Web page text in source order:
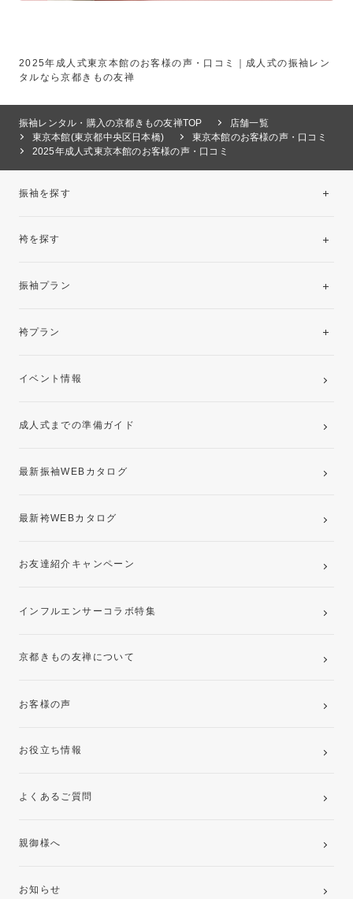
2025年成人式東京本館のお客様の声・口コミ｜成人式の振袖レン
タルなら京都きもの友禅
振袖レンタル・購入の京都きもの友禅TOP
店舗一覧
東京本館(東京都中央区日本橋)
東京本館のお客様の声・口コミ
2025年成人式東京本館のお客様の声・口コミ
振袖を探す
袴を探す
振袖プラン
レンタルプラン
袴プラン
卒業袴レンタルプラン
イベント情報
成人式までの準備ガイド
最新振袖WEBカタログ
最新袴WEBカタログ
お友達紹介キャンペーン
インフルエンサーコラボ特集
京都きもの友禅について
お客様の声
お役立ち情報
よくあるご質問
親御様へ
お知らせ